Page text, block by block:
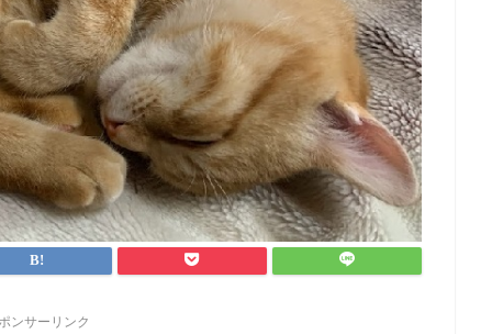
ンサーリンク